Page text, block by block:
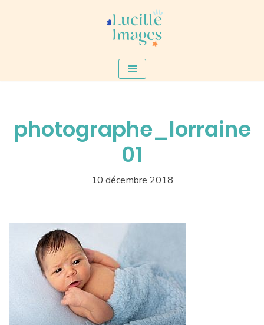
photographe_lorraine
01
10 décembre 2018